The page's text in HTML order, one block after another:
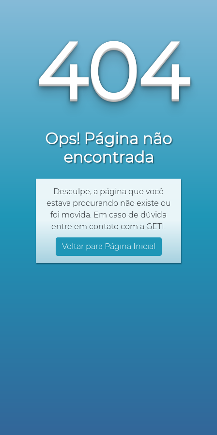
404
Ops! Página não
encontrada
Desculpe, a página que você
estava procurando não existe ou
foi movida. Em caso de dúvida
entre em contato com a GETI.
Voltar para Página Inicial